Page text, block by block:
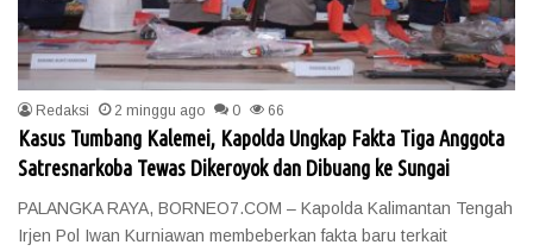
Redaksi 2 minggu ago 0 66
Kasus Tumbang Kalemei, Kapolda Ungkap Fakta Tiga Anggota
Satresnarkoba Tewas Dikeroyok dan Dibuang ke Sungai
PALANGKA RAYA, BORNEO7.COM – Kapolda Kalimantan Tengah
Irjen Pol Iwan Kurniawan membeberkan fakta baru terkait